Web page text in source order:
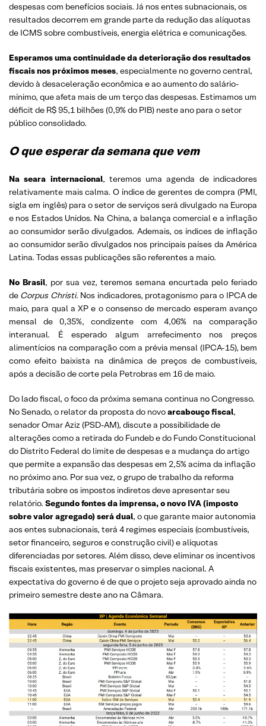
despesas com benefícios sociais. Já nos entes subnacionais, os
resultados decorrem em grande parte da redução das alíquotas
de ICMS sobre combustíveis, energia elétrica e comunicações.
Esperamos uma continuidade da deterioração dos resultados
fiscais nos próximos meses, especialmente no governo central,
devido à desaceleração econômica e ao aumento do salário-
mínimo, que afeta mais de um terço das despesas. Estimamos um
déficit de R$ 95,1 bilhões (0,9% do PIB) neste ano para o setor
público consolidado.
O que esperar da semana que vem
Na seara internacional, teremos uma agenda de indicadores
relativamente mais calma. O índice de gerentes de compra (PMI,
sigla em inglês) para o setor de serviços será divulgado na Europa
e nos Estados Unidos. Na China, a balança comercial e a inflação
ao consumidor serão divulgados. Ademais, os índices de inflação
ao consumidor serão divulgados nos principais países da América
Latina. Todas essas publicações são referentes a maio.
No Brasil, por sua vez, teremos semana encurtada pelo feriado
de Corpus Christi. Nos indicadores, protagonismo para o IPCA de
maio, para qual a XP e o consenso de mercado esperam avanço
mensal de 0,35%, condizente com 4,06% na comparação
interanual. É esperado algum arrefecimento nos preços
alimentícios na comparação com a prévia mensal (IPCA-15), bem
como efeito baixista na dinâmica de preços de combustíveis,
após a decisão de corte pela Petrobras em 16 de maio.
Do lado fiscal, o foco da próxima semana continua no Congresso.
No Senado, o relator da proposta do novoarcabouço fiscal,
senador Omar Aziz (PSD-AM), discute a possibilidade de
alterações como a retirada do Fundeb e do Fundo Constitucional
do Distrito Federal do limite de despesas e a mudança do artigo
que permite a expansão das despesas em 2,5% acima da inflação
no próximo ano. Por sua vez, o grupo de trabalho da reforma
tributária sobre os impostos indiretos deve apresentar seu
relatório. Segundo fontes da imprensa, o novo IVA (imposto
sobre valor agregado) será dual, o que garante maior autonomia
aos entes subnacionais, terá 4 regimes especiais (combustíveis,
setor financeiro, seguros e construção civil) e alíquotas
diferenciadas por setores. Além disso, deve eliminar os incentivos
fiscais existentes, mas preservar o simples nacional. A
expectativa do governo é de que o projeto seja aprovado ainda no
primeiro semestre deste ano na Câmara.